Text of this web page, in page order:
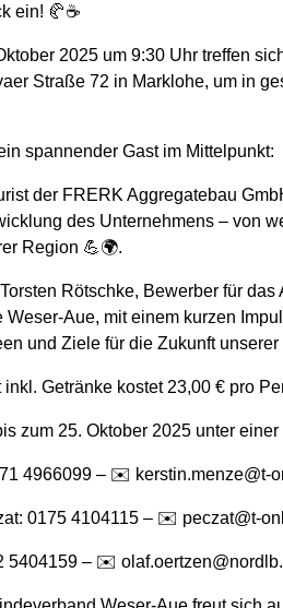
ein! 🥐☕
2025 um 9:30 Uhr treffen
Straße 72 in Marklohe, um in
spannender Gast im Mittelpunkt:
der FRERK Aggregatebau
des Unternehmens – von
Region 💪🌍.
Rötschke, Bewerber für
Weser-Aue, mit einem kurzen
und Ziele für die Zukunft
Getränke kostet 23,00 € pro
zum 25. Oktober 2025 unter
4966099 – ✉️ kerstin.menze@t-
0175 4104115 – ✉️ peczat@t-
5404159 – ✉️